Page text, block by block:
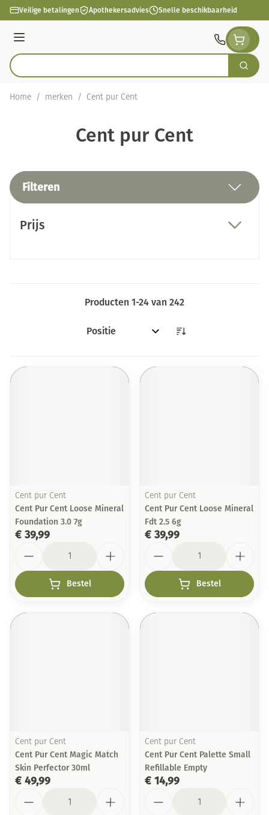
Ga naar de inhoud
Veilige betalingen Apothekersadvies Snelle beschikbaarheid
Menu
Product, merk, categorie... Zoek
Home / merken / Cent pur Cent
Cent pur Cent
Filteren
Prijs
Producten 1-24 van 242
Sorteer op:
Cent pur Cent
Cent Pur Cent Loose Mineral
Foundation 3.0 7g
€ 39,99
Bestel
Cent pur Cent
Cent Pur Cent Loose Mineral
Fdt 2.5 6g
€ 39,99
Bestel
Cent pur Cent
Cent Pur Cent Magic Match
Skin Perfector 30ml
€ 49,99
Cent pur Cent
Cent Pur Cent Palette Small
Refillable Empty
€ 14,99